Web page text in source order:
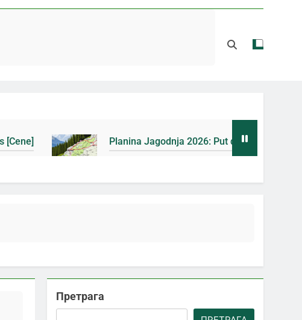
Planina Jagodnja 2026: Put do Mačkovog kamena bez rupa
Претрага